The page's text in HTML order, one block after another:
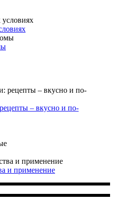
– вкусно и по-
и применение